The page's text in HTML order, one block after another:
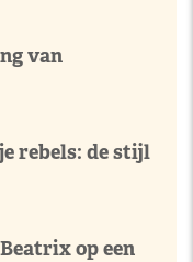
van
rebels: de stijl
op een